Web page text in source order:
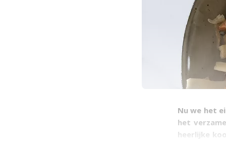
Nu we het
het
heerlijke